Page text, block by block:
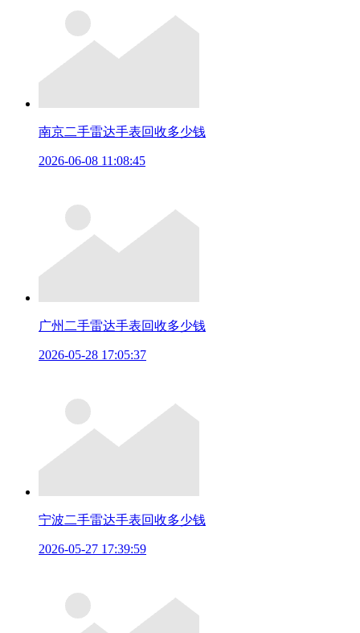
南京二手雷达手表回收多少钱
2026-06-08 11:08:45
广州二手雷达手表回收多少钱
2026-05-28 17:05:37
宁波二手雷达手表回收多少钱
2026-05-27 17:39:59